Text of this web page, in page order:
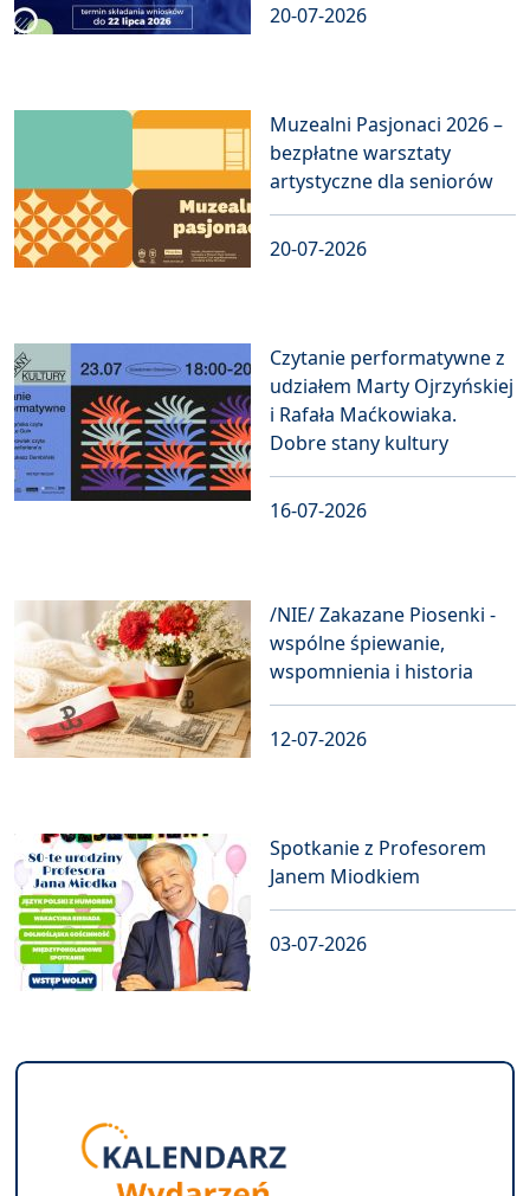
20-07-2026
Muzealni Pasjonaci 2026 –
bezpłatne warsztaty
artystyczne dla seniorów
20-07-2026
Czytanie performatywne z
udziałem Marty Ojrzyńskiej
i Rafała Maćkowiaka.
Dobre stany kultury
16-07-2026
/NIE/ Zakazane Piosenki -
wspólne śpiewanie,
wspomnienia i historia
12-07-2026
Spotkanie z Profesorem
Janem Miodkiem
03-07-2026